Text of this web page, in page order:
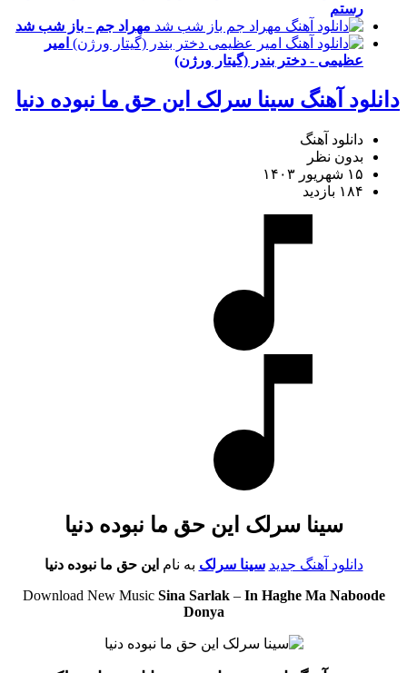
رستم
مهراد جم - باز شب شد
امیر
عظیمی - دختر بندر (گیتار ورژن)
دانلود آهنگ سینا سرلک این حق ما نبوده دنیا
دانلود آهنگ
بدون نظر
۱۵ شهریور ۱۴۰۳
۱۸۴ بازدید
سینا سرلک این حق ما نبوده دنیا
دانلود آهنگ جدید سینا سرلک به نام این حق ما نبوده دنیا
Download New Music Sina Sarlak– In Haghe Ma Naboode
Donya